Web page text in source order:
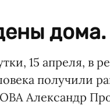
дома.
15 апреля, в
получили
ОВА Александр